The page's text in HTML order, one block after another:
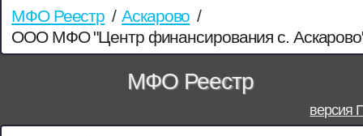
МФО Реестр / Аскарово /
ООО МФО "Центр финансирования с.
МФО Реестр
версия